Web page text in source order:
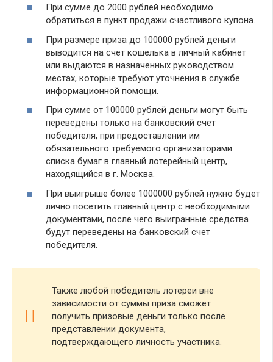
При сумме до 2000 рублей необходимо
обратиться в пункт продажи счастливого купона.
При размере приза до 100000 рублей деньги
выводится на счет кошелька в личный кабинет
или выдаются в назначенных руководством
местах, которые требуют уточнения в службе
информационной помощи.
При сумме от 100000 рублей деньги могут быть
переведены только на банковский счет
победителя, при предоставлении им
обязательного требуемого организаторами
списка бумаг в главный лотерейный центр,
находящийся в г. Москва.
При выигрыше более 1000000 рублей нужно будет
лично посетить главный центр с необходимыми
документами, после чего выигранные средства
будут переведены на банковский счет
победителя.
Также любой победитель лотереи вне
зависимости от суммы приза сможет
получить призовые деньги только после
представлении документа,
подтверждающего личность участника.